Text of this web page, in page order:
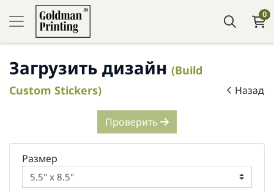
0
Загрузить дизайн (Build
Custom Stickers)
Назад
Проверить
Размер